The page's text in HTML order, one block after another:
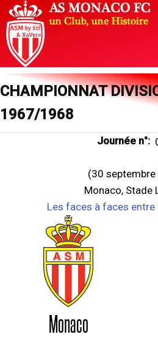
CHAMPIONNAT
1967/1968
Journée n°:
(30
Monaco, Stade
Les faces à faces entre
Monaco